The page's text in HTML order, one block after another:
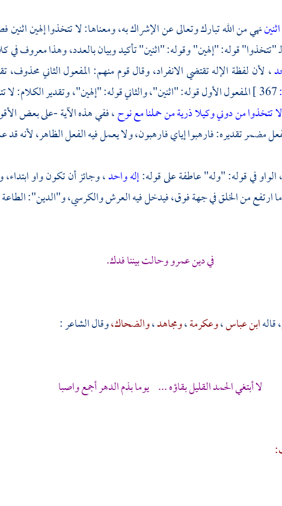
نهي من الله تبارك وتعالى عن الإشراك به، ومعناها: لا تتخذوا إلهين اثنين
"تتخذوا" قوله: "إلهين" وقوله: "اثنين" تأكيد وبيان بالعدد، وهذا معروف في
، لأن لفظة الإله تقتضي الانفراد، وقال قوم منهم: المفعول الثاني محذوف،
المفعول الأول قوله: "اثنين"، والثاني قوله: "إلهين"، وتقدير الكلام: لا
تتخذوا من دوني وكيلاذرية من حملنا مع نوح، ففي هذه الآية -على بعض
تقديره: فارهبوا إياي فارهبون، ولا يعمل فيه الفعل الظاهر، لأنه قد
الواو في قوله: "وله" عاطفة على قوله:إله واحد، وجائز أن تكون واو ابتداء،
ارتفع من الخلق في جهة فوق، فيدخل فيه العرش والكرسي، و"الدين": الطاعة
في دين عمرو وحالت بيننا فدك.
ابن عباس،وعكرمة،ومجاهد،والضحاك،وقال الشاعر :
لا أبتغي الحمد القليل بقاؤه ... يوما بذم الدهر أجمع واصبا